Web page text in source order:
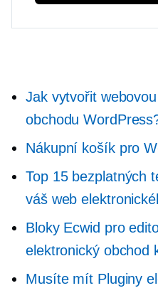
Jak vytvořit
obchodu
Nákupní košík pro
Top 15 bezplatných
váš web
Bloky Ecwid pro
elektronický obchod
Musíte mít Pluginy